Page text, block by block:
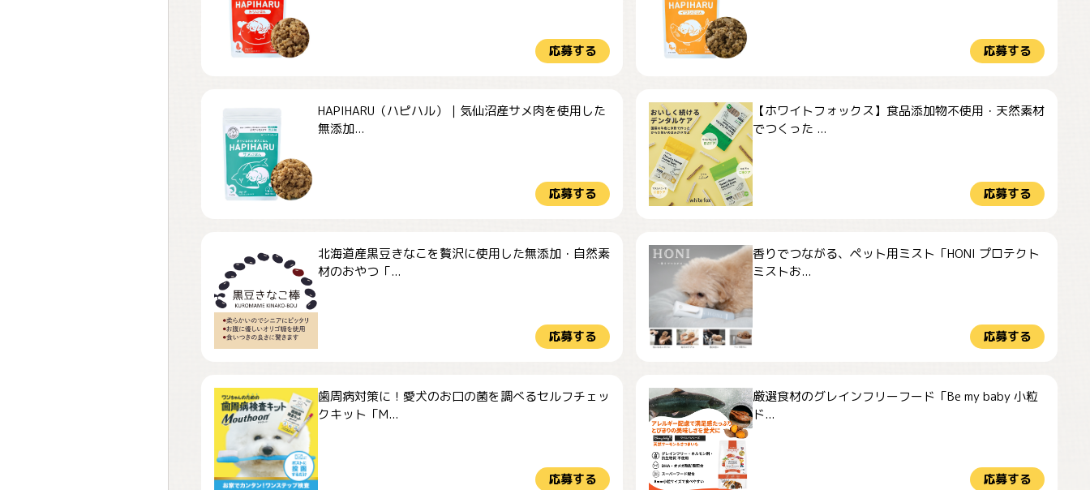
応募する 応募する
HAPIHARU（ハピハル）｜気仙沼産サメ肉を使用した
無添加...
応募する
【ホワイトフォックス】食品添加物不使用・天然素材
でつくった ...
応募する
北海道産黒豆きなこを贅沢に使用した無添加・自然素
材のおやつ「...
応募する
香りでつながる、ペット用ミスト「HONI プロテクト
ミストお...
応募する
歯周病対策に！愛犬のお口の菌を調べるセルフチェッ
クキット「M...
応募する
厳選食材のグレインフリーフード「Be my baby 小粒
ド...
応募する